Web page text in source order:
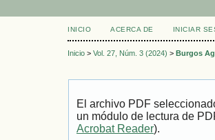
INICIO ACERCA DE INICIAR
Inicio > Vol. 27, Núm. 3 (2024) > Burgos
El archivo PDF
un módulo de lectura de
Acrobat Reader).